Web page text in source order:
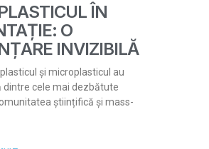
ÎN
O
INVIZIBILĂ
și microplasticul au
dintre cele mai dezbătute
științifică și mass-